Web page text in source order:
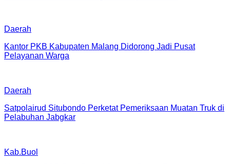
Daerah
Kantor PKB Kabupaten Malang Didorong Jadi Pusat
Pelayanan Warga
Daerah
Satpolairud Situbondo Perketat Pemeriksaan Muatan Truk di
Pelabuhan Jabgkar
Kab.Buol